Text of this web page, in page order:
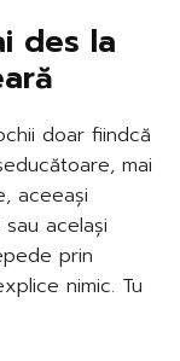
des la
doar fiindcă
mai
aceeași
același
prin
nimic. Tu